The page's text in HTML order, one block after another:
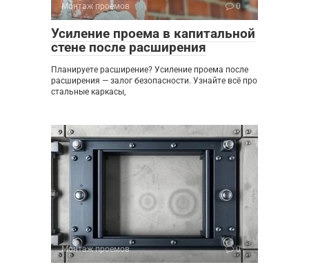
Монтаж проемов 0
Усиление проема в капитальной
стене после расширения
Планируете расширение? Усиление проема после
расширения — залог безопасности. Узнайте всё про
стальные каркасы,
Монтаж проемов 0